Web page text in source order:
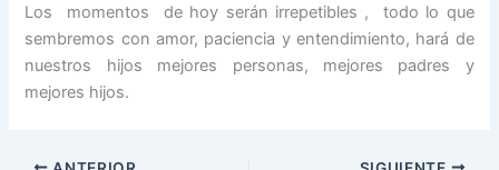
Los momentos de hoy serán irrepetibles , todo lo que
sembremos con amor, paciencia y entendimiento, hará de
nuestros hijos mejores personas, mejores padres y
mejores hijos.